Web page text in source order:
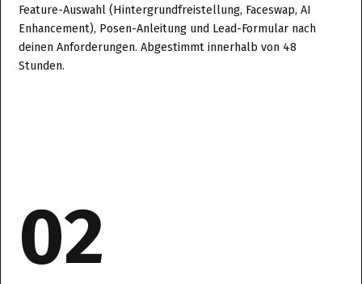
Feature-Auswahl (Hintergrundfreistellung, Faceswap, AI
Enhancement), Posen-Anleitung und Lead-Formular nach
deinen Anforderungen. Abgestimmt innerhalb von 48
Stunden.
02